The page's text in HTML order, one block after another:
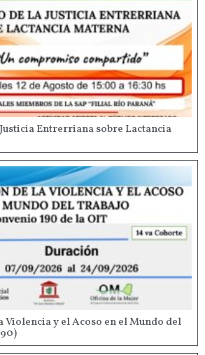
Entrerriana sobre Lactancia
Violencia y el Acoso en el Mundo del